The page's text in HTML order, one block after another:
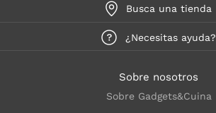
Busca una tienda
¿Necesitas ayuda?
Sobre nosotros
Sobre Gadgets&Cuina